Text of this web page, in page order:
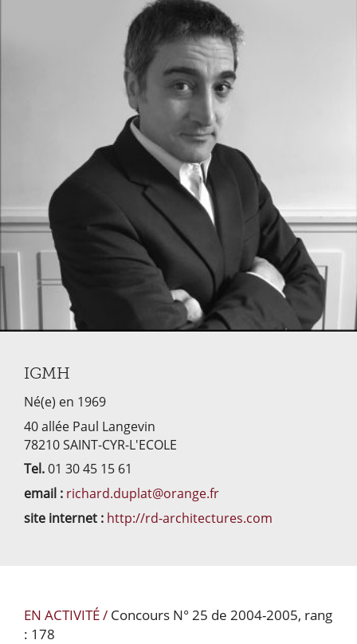
IGMH
Né(e) en 1969
40 allée Paul Langevin
78210 SAINT-CYR-L'ECOLE
Tel.01 30 45 15 61
email : richard.duplat@orange.fr
site internet : http://rd-architectures.com
EN ACTIVITÉ / Concours N° 25 de 2004-2005, rang
: 178